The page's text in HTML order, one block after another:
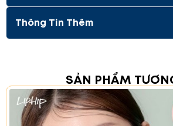
#02 First Kiss – Hồng đào
chút sắc hồng đào tạo nên vẻ đẹp
áp. Phù hợp cho mọi hoàn cảnh, từ
tiệc.
Thông Tin Thêm
SẢN PHẨM